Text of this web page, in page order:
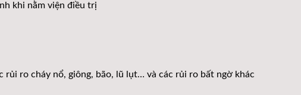
khi nằm viện điều trị
rủi ro cháy nổ, giông, bão, lũ lụt… và các rủi ro bất ngờ khác